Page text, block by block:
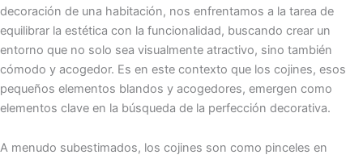
decoración de una habitación, nos enfrentamos a la tarea de
equilibrar la estética con la funcionalidad, buscando crear un
entorno que no solo sea visualmente atractivo, sino también
cómodo y acogedor. Es en este contexto que los cojines, esos
pequeños elementos blandos y acogedores, emergen como
elementos clave en la búsqueda de la perfección decorativa.
A menudo subestimados, los cojines son como pinceles en